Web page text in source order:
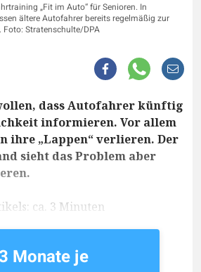
„Fit im Auto“ für Senioren. In
ältere Autofahrer bereits regelmäßig zur
Stratenschulte/DPA
dass Autofahrer künftig
informieren. Vor allem
ihre „Lappen“ verlieren. Der
sieht das Problem aber
ca. 3 Minuten
Monate je